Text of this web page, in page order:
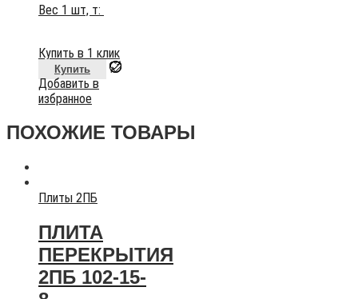
Вес 1 шт, т:
Купить в 1 клик
Купить
Добавить в
избранное
ПОХОЖИЕ ТОВАРЫ
Плиты 2ПБ
ПЛИТА
ПЕРЕКРЫТИЯ
2ПБ 102-15-